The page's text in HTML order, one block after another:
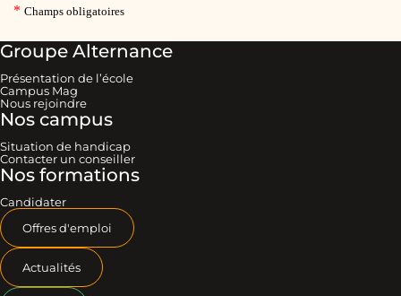
Groupe Alternance
Présentation de l’école
Campus Mag
Nous rejoindre
Nos campus
Situation de handicap
Contacter un conseiller
Nos formations
Candidater
Offres d'emploi
Actualités